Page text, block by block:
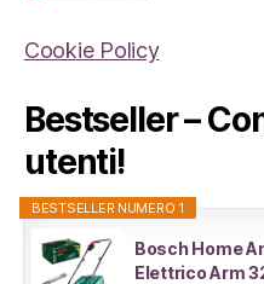
Cookie Policy
Bestseller –
utenti!
BESTSELLER NUMERO 1
Bosch Home
Elettrico Arm